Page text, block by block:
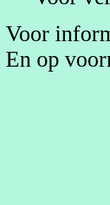
Voor
En op